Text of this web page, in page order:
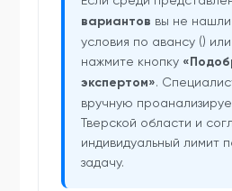
вариантов вы не
условия по авансу () или
нажмите кнопку
экспертом».
вручную
Тверской области и
индивидуальный лимит
задачу.